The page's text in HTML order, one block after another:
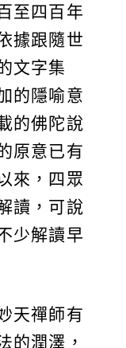
至四百年
據跟隨世
文字集
的隱喻意
的佛陀說
原意已有
來，四眾
讀，可說
少解讀早
天禪師有
的潤澤，